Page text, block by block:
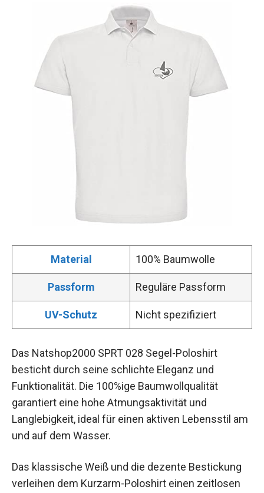
Material 100% Baumwolle
Passform Reguläre Passform
UV-Schutz Nicht spezifiziert
Das Natshop2000 SPRT 028 Segel-Poloshirt
besticht durch seine schlichte Eleganz und
Funktionalität. Die 100%ige Baumwollqualität
garantiert eine hohe Atmungsaktivität und
Langlebigkeit, ideal für einen aktiven Lebensstil am
und auf dem Wasser.
Das klassische Weiß und die dezente Bestickung
verleihen dem Kurzarm-Poloshirt einen zeitlosen